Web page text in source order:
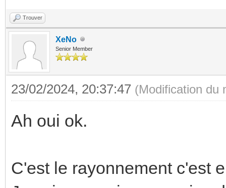
Trouver
XeNo
Senior Member
23/02/2024, 20:37:47 (Modification du
Ah oui ok.
C'est le rayonnement c'est